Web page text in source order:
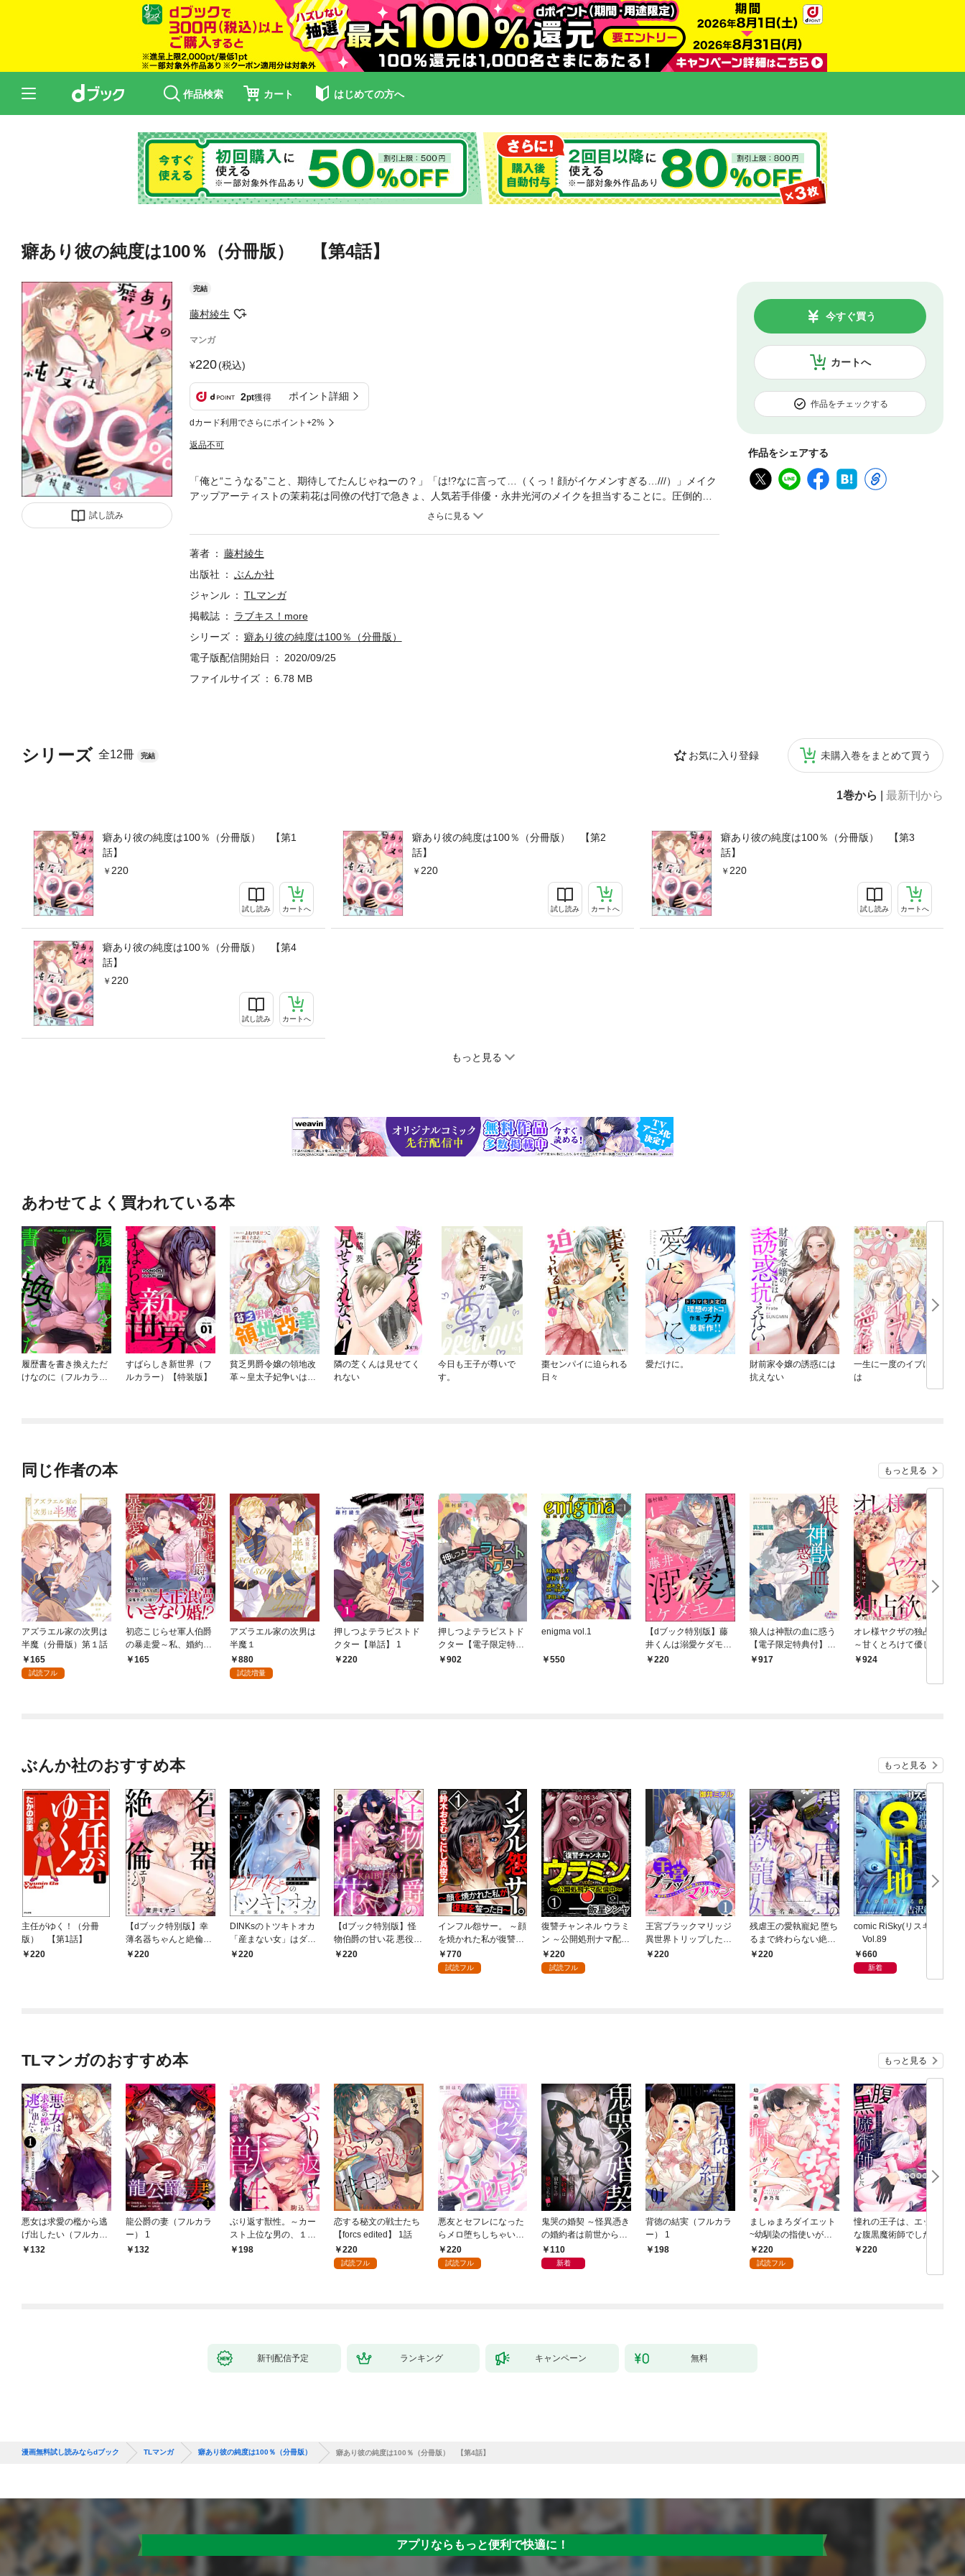
作品検索 カート はじめての方へ
癖あり彼の純度は100％（分冊版） 【第4話】
試し読み
完結
藤村綾生
マンガ
220(税込)
2pt獲得 ポイント詳細
dカード利用でさらにポイント+2%
返品不可
カートへ
今すぐ買う
作品をチェックする
作品をシェアする
シリーズ 全12冊 完結 お気に入り登録 未購入巻をまとめて買う
1巻から 最新刊から
癖あり彼の純度は100％（分冊版） 【第1
話】
220
試し読み カートへ
癖あり彼の純度は100％（分冊版） 【第2
話】
220
試し読み カートへ
癖あり彼の純度は100％（分冊版） 【第3
話】
220
試し読み カートへ
癖あり彼の純度は100％（分冊版） 【第4
話】
220
試し読み カートへ
もっと見る
「俺と“こうなる”こと、期待してたんじゃねーの？」「は!?なに言って…（くっ！顔がイケメンすぎる…///）」メイク
アップアーティストの茉莉花は同僚の代打で急きょ、人気若手俳優・永井光河のメイクを担当することに。圧倒的な
ルックスで人気を誇る光河だけれど、性格は高慢・わがまま・自信家な超癖ありだった…！クセモノな彼に内心とき
ー!!※この作品は『ラブキス！more Vol.11』に収録されています。重複購入にご注意下さい。
著者
藤村綾生
出版社
ぶんか社
ジャンル
TLマンガ
掲載誌
ラブキス！more
シリーズ
癖あり彼の純度は100％（分冊版）
電子版配信開始日
2020/09/25
ファイルサイズ
6.78 MB
あわせてよく買われている本
履歴書を書き換えただ
けなのに（フルカラ
すばらしき新世界（フ
ルカラー）【特装版】
貧乏男爵令嬢の領地改
革～皇太子妃争いはご
隣の芝くんは見せてく
れない
今日も王子が尊いで
す。
棗センパイに迫られる
日々
愛だけに。
財前家令嬢の誘惑には
抗えない
一生に一度のイブに愛
は
同じ作者の本 もっと見る
アズラエル家の次男は
半魔（分冊版）第１話
165
試読フル
初恋こじらせ軍人伯爵
の暴走愛～私、婚約解
消二回の没落令嬢なん
165
アズラエル家の次男は
半魔１
880
試読増量
押しつよテラピストド
クター【単話】 1
220
押しつよテラピストド
クター【電子限定特典
付】902
enigma vol.1
550
【dブック特別版】藤
井くんは溺愛ケダモノ
クール男子の執着アプ
220
狼人は神獣の血に惑う
【電子限定特典付】
【イラスト入り】
917
オレ様ヤクザの独占欲
～甘くとろけて優しく
されて～【電子単行本
924
ぶんか社のおすすめ本 もっと見る
主任がゆく！（分冊
版） 【第1話】
220
【dブック特別版】幸
薄名器ちゃんと絶倫エ
リートくん むさぼりエ
220
DINKsのトツキトオカ
「産まない女」はダメ
ですか？（分冊版）
220
【dブック特別版】怪
物伯爵の甘い花 悪役令
嬢はベッドで乱れ散る
220
インフル怨サー。 ～顔
を焼かれた私が復讐を
誓った日～ （1）
770
試読フル
復讐チャンネル ウラミ
ン ～公開処刑ナマ配信
中～（分冊版） 【第
1話】
220
試読フル
王宮ブラックマリッジ
異世界トリップしたら
宰相様に抱かれていま
220
残虐王の愛執寵妃 堕ち
るまで終わらない絶頂
夜伽で囚われて（分冊
220
comic RiSky(リスキー)
Vol.89
660
新着
TLマンガのおすすめ本 もっと見る
悪女は求愛の檻から逃
げ出したい（フルカラ
ー） 1
132
龍公爵の妻（フルカラ
ー） 1
132
ぶり返す獣性。～カー
スト上位な男の、１０
年越しの激愛１
198
恋する秘文の戦士たち
【forcs edited】 1話
220
試読フル
悪友とセフレになった
らメロ堕ちしちゃいそ
う(1)
220
試読フル
鬼哭の婚契 ～怪異憑き
の婚約者は前世からの
執愛で私を蝕む～
（1）
110
新着
背徳の結実（フルカラ
ー） 1
198
ましゅまろダイエット
~幼馴染の指使いがエ
ッチすぎる！~(1)
220
試読フル
憧れの王子は、エッチ
な腹黒魔術師でした～
閨指導係なのに、彼の
220
新刊配信予定 ランキング キャンペーン 無料
漫画無料試し読みならdブック TLマンガ 癖あり彼の純度は100％（分冊版） 癖あり彼の純度は100％（分冊版） 【第4話】
アプリならもっと便利で快適に！